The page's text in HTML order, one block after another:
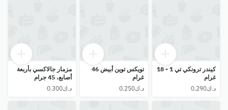
كيندر ترونكي تي 1 - 18
غرام
تويكس توين أبيض 46
غرام
⁦د.ك0.250⁩
مزمار جالاكسي بأربعة
أصابع، 45 جرام